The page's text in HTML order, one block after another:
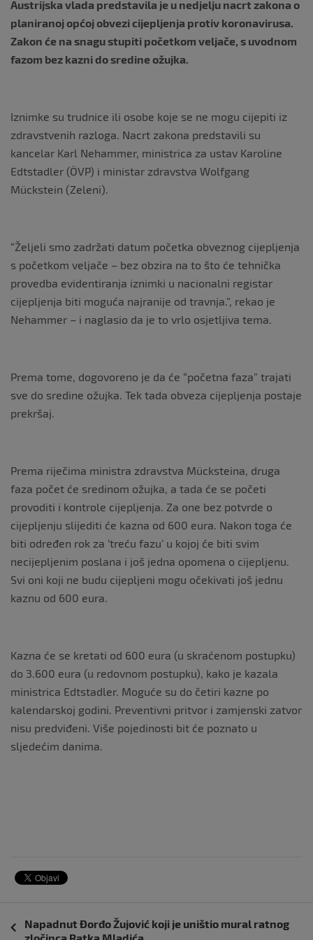
Austrijska vlada predstavila je u nedjelju nacrt zakona o
planiranoj općoj obvezi cijepljenja protiv koronavirusa.
Zakon će na snagu stupiti početkom veljače, s uvodnom
fazom bez kazni do sredine ožujka.
Iznimke su trudnice ili osobe koje se ne mogu cijepiti iz
zdravstvenih razloga. Nacrt zakona predstavili su
kancelar Karl Nehammer, ministrica za ustav Karoline
Edtstadler (ÖVP) i ministar zdravstva Wolfgang
Mückstein (Zeleni).
“Željeli smo zadržati datum početka obveznog cijepljenja
s početkom veljače – bez obzira na to što će tehnička
provedba evidentiranja iznimki u nacionalni registar
cijepljenja biti moguća najranije od travnja.”, rekao je
Nehammer – i naglasio da je to vrlo osjetljiva tema.
Prema tome, dogovoreno je da će “početna faza” trajati
sve do sredine ožujka. Tek tada obveza cijepljenja postaje
prekršaj.
Prema riječima ministra zdravstva Mücksteina, druga
faza počet će sredinom ožujka, a tada će se početi
provoditi i kontrole cijepljenja. Za one bez potvrde o
cijepljenju slijediti će kazna od 600 eura. Nakon toga će
biti određen rok za ‘treću fazu’ u kojoj će biti svim
necijepljenim poslana i još jedna opomena o cijepljenu.
Svi oni koji ne budu cijepljeni mogu očekivati još jednu
kaznu od 600 eura.
Kazna će se kretati od 600 eura (u skraćenom postupku)
do 3.600 eura (u redovnom postupku), kako je kazala
ministrica Edtstadler. Moguće su do četiri kazne po
kalendarskoj godini. Preventivni pritvor i zamjenski zatvor
nisu predviđeni. Više pojedinosti bit će poznato u
sljedećim danima.
objava
Napadnut Đorđo Žujović koji je uništio mural ratnog